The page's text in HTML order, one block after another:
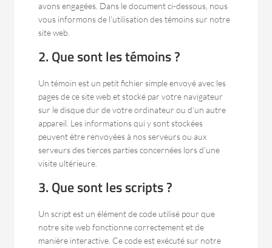
avons engagées. Dans le document ci-dessous, nous
vous informons de l’utilisation des témoins sur notre
site web.
2. Que sont les témoins ?
Un témoin est un petit fichier simple envoyé avec les
pages de ce site web et stocké par votre navigateur
sur le disque dur de votre ordinateur ou d’un autre
appareil. Les informations qui y sont stockées
peuvent être renvoyées à nos serveurs ou aux
serveurs des tierces parties concernées lors d’une
visite ultérieure.
3. Que sont les scripts ?
Un script est un élément de code utilisé pour que
notre site web fonctionne correctement et de
manière interactive. Ce code est exécuté sur notre